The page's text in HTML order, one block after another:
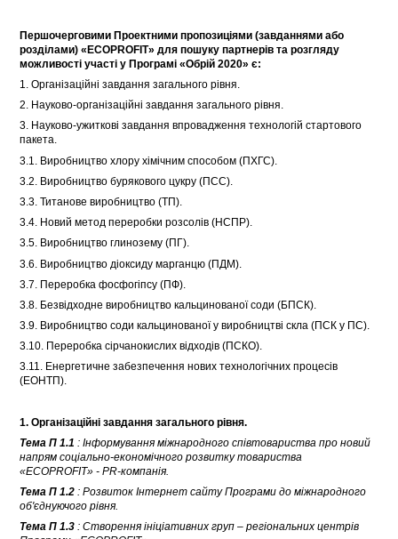
Першочерговими Проектними пропозиціями (завданнями або
розділами) «ECOPROFIT» для пошуку партнерів та розгляду
можливості участі у Програмі «Обрій 2020» є:
1. Організаційні завдання загального рівня.
2. Науково-організаційні завдання загального рівня.
3. Науково-ужиткові завдання впровадження технологій стартового
пакета.
3.1. Виробництво хлору хімічним способом (ПХГС).
3.2. Виробництво бурякового цукру (ПСС).
3.3. Титанове виробництво (ТП).
3.4. Новий метод переробки розсолів (НСПР).
3.5. Виробництво глинозему (ПГ).
3.6. Виробництво діоксиду марганцю (ПДМ).
3.7. Переробка фосфогіпсу (ПФ).
3.8. Безвідходне виробництво кальцинованої соди (БПСК).
3.9. Виробництво соди кальцинованої у виробництві скла (ПСК у ПС).
3.10. Переробка сірчанокислих відходів (ПСКО).
3.11. Енергетичне забезпечення нових технологічних процесів
(ЕОНТП).
1. Організаційні завдання загального рівня.
Тема П 1.1 : Інформування міжнародного співтовариства про новий
напрям соціально-економічного розвитку товариства
«ECOPROFIT» - PR-компанія.
Тема П 1.2 : Розвиток Інтернет сайту Програми до міжнародного
об'єднуючого рівня.
Тема П 1.3 : Створення ініціативних груп – регіональних центрів